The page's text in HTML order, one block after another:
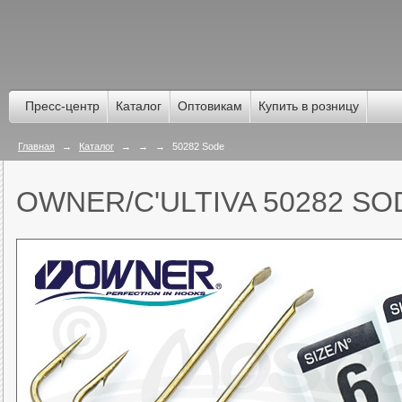
Пресс-центр Каталог Оптовикам Купить в розницу
Главная → Каталог → → → 50282 Sode
OWNER/C'ULTIVA 50282